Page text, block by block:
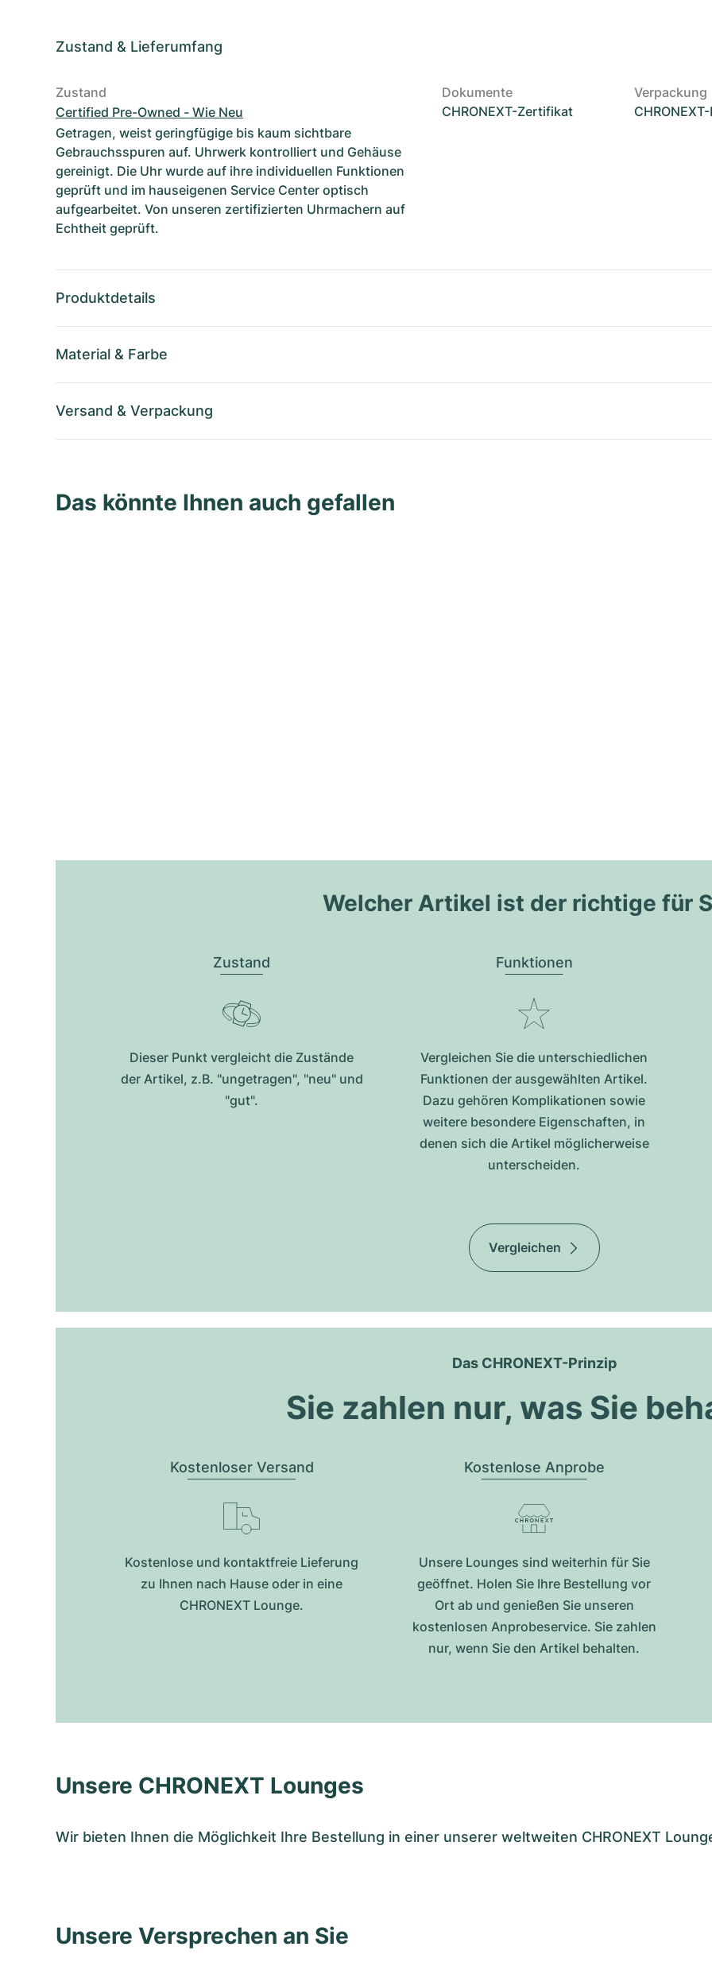
Zustand & Lieferumfang
Zustand
Certified Pre-Owned - Wie Neu
Getragen, weist geringfügige bis kaum sichtbare
Gebrauchsspuren auf. Uhrwerk kontrolliert und Gehäuse
gereinigt. Die Uhr wurde auf ihre individuellen Funktionen
geprüft und im hauseigenen Service Center optisch
aufgearbeitet. Von unseren zertifizierten Uhrmachern auf
Echtheit geprüft.
Dokumente
CHRONEXT-Zertifikat
Verpackung
Produktdetails
Material & Farbe
Versand & Verpackung
Das könnte Ihnen auch gefallen
Welcher Artikel ist der richtige für
Zustand
Dieser Punkt vergleicht die Zustände
der Artikel, z.B. "ungetragen", "neu" und
"gut".
Funktionen
Vergleichen Sie die unterschiedlichen
Funktionen der ausgewählten Artikel.
Dazu gehören Komplikationen sowie
weitere besondere Eigenschaften, in
denen sich die Artikel möglicherweise
unterscheiden.
Vergleichen
Das CHRONEXT-Prinzip
Sie zahlen nur, was Sie
Kostenloser Versand
Kostenlose und kontaktfreie Lieferung
zu Ihnen nach Hause oder in eine
CHRONEXT Lounge.
Kostenlose Anprobe
Unsere Lounges sind weiterhin für Sie
geöffnet. Holen Sie Ihre Bestellung vor
Ort ab und genießen Sie unseren
kostenlosen Anprobeservice. Sie zahlen
nur, wenn Sie den Artikel behalten.
Unsere CHRONEXT Lounges
Wir bieten Ihnen die Möglichkeit Ihre Bestellung in einer unserer weltweiten CHRONEXT
Unsere Versprechen an Sie